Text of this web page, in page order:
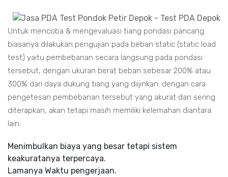
Untuk mencoba & mengevaluasi tiang pondasi pancang
biasanya dilakukan pengujian pada beban static (static load
test) yaitu pembebanan secara langsung pada pondasi
tersebut, dengan ukuran berat beban sebesar 200% atau
300% dari daya dukung tiang yang diijinkan. dengan cara
pengetesan pembebanan tersebut yang akurat dan sering
diterapkan, akan tetapi masih memiliki kelemahan diantara
lain:
Menimbulkan biaya yang besar tetapi sistem
keakuratanya terpercaya.
Lamanya Waktu pengerjaan.